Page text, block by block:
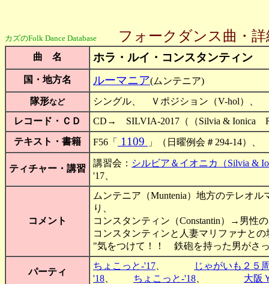
カズのFolk Dance Database フォークダンス曲・詳
曲 名 ホラ・ルイ・コンスタンティン
国・地方名 ルーマニア(ムンテニア)
隊形など
シングル、 Ｖポジション（V-hol）
レコード・ＣＤ
CD→ SILVIA-2017（（Silvia & Ionica
テキスト・書籍
F56「 1109 」（日曜例会＃294-14
ティチャー・講習
講習会： シルビア＆イオニカ（Silvia &
'17、
コメント
ムンテニア（Muntenia）地方のテレオル
り、
コンスタンティン（Constantin）→男性
コンスタンティンと人妻マリファナと
"気をつけて！！ 鉄砲を持った男がさ
パーティ
ちょこっと-'17
じゃがいも２５
'18
ちょこっと-'18 大阪